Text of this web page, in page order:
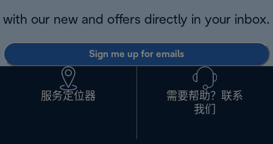
with our new and offers directly in your inbox.
Sign me up for emails
服务定位器
需要帮助？联系
我们